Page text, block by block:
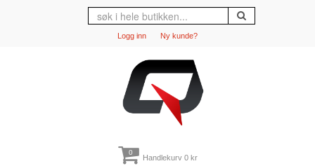
Logg inn Ny kunde?
0
Handlekurv 0 kr